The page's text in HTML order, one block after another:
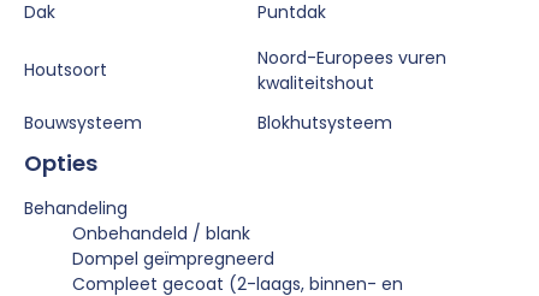
Dak Puntdak
Houtsoort
Noord-Europees vuren
kwaliteitshout
Bouwsysteem
Blokhutsysteem
Opties
Behandeling
Onbehandeld / blank
Dompel geïmpregneerd
Compleet gecoat (2-laags, binnen- en